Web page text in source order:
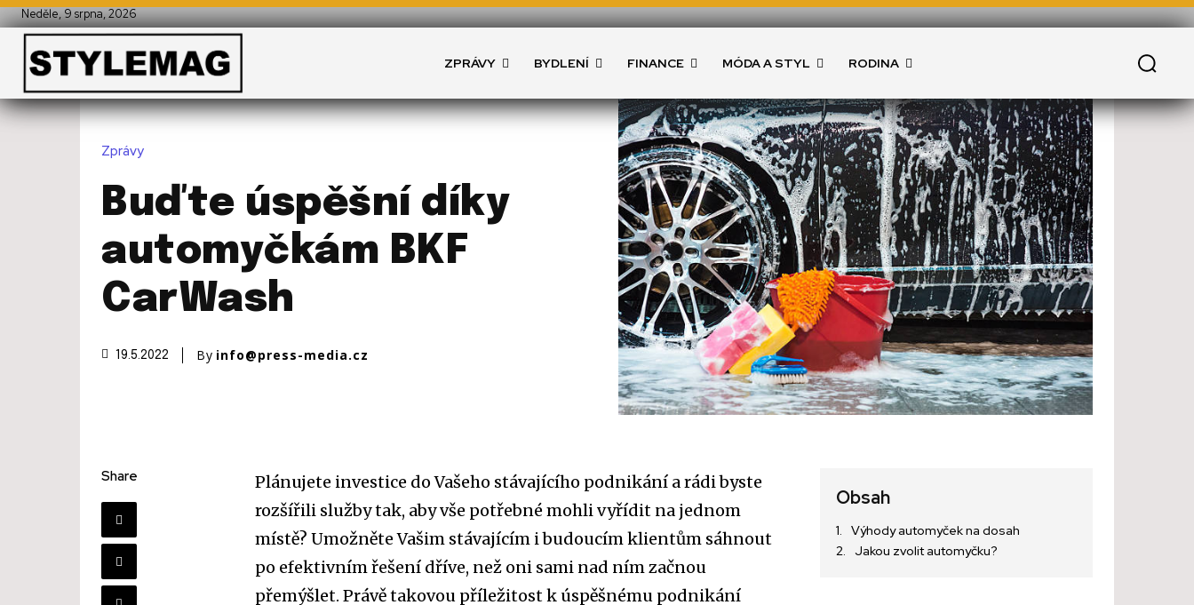
Neděle, 9 srpna, 2026
ZPRÁVY BYDLENÍ FINANCE MÓDA A STYL RODINA
Zprávy
Buďte úspěšní díky
automyčkám BKF
CarWash
19.5.2022 By info@press-media.cz
Share
Plánujete investice do Vašeho stávajícího podnikání a rádi byste
rozšířili služby tak, aby vše potřebné mohli vyřídit na jednom
místě? Umožněte Vašim stávajícím i budoucím klientům sáhnout
po efektivním řešení dříve, než oni sami nad ním začnou
přemýšlet. Právě takovou příležitost k úspěšnému podnikání
Obsah
Výhody automyček na dosah
Jakou zvolit automyčku?